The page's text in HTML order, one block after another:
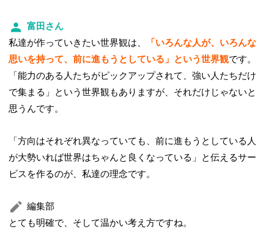
富田さん
私達が作っていきたい世界観は、
「いろんな人が、いろんな
思いを持って、前に進もうとしている」という世界観です。
「能力のある人たちがピックアップされて、強い人たちだけ
で集まる」という世界観もありますが、それだけじゃないと
思うんです。
「方向はそれぞれ異なっていても、前に進もうとしている人
が大勢いれば世界はちゃんと良くなっている」と伝えるサー
ビスを作るのが、私達の理念です。
編集部
とても明確で、そして温かい考え方ですね。